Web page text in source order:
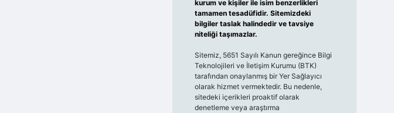
kurum ve kişiler ile isim benzerlikleri
tamamen tesadüfidir. Sitemizdeki
bilgiler taslak halindedir ve tavsiye
niteliği taşımazlar.
Sitemiz, 5651 Sayılı Kanun gereğince Bilgi
Teknolojileri ve İletişim Kurumu (BTK)
tarafından onaylanmış bir Yer Sağlayıcı
olarak hizmet vermektedir. Bu nedenle,
sitedeki içerikleri proaktif olarak
denetleme veya araştırma